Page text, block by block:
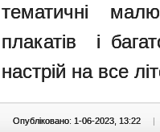
тематичні
плакатів і
настрій на все
Опубліковано: 1-06-2023, 13:22 |